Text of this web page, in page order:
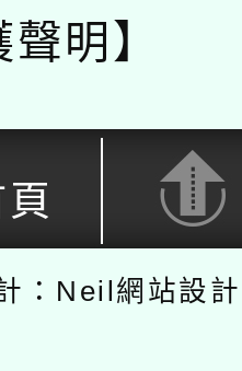
明】
：Neil網站設